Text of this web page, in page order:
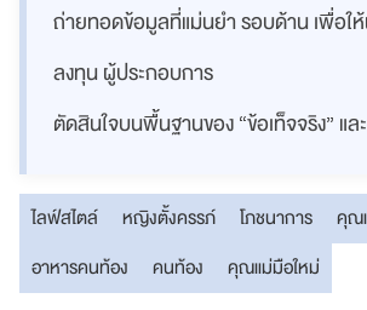
ถ่ายทอดข้อมูลที่แม่นยำ รอบด้าน เพื่อใ
ลงทุน ผู้ประกอบการ
ตัดสินใจบนพื้นฐานของ “ข้อเท็จจริง” แล
ไลฟ์สไตล์ หญิงตั้งครรภ์ โภชนาการ
คุณ
อาหารคนท้อง
คนท้อง คุณแม่มือใหม่